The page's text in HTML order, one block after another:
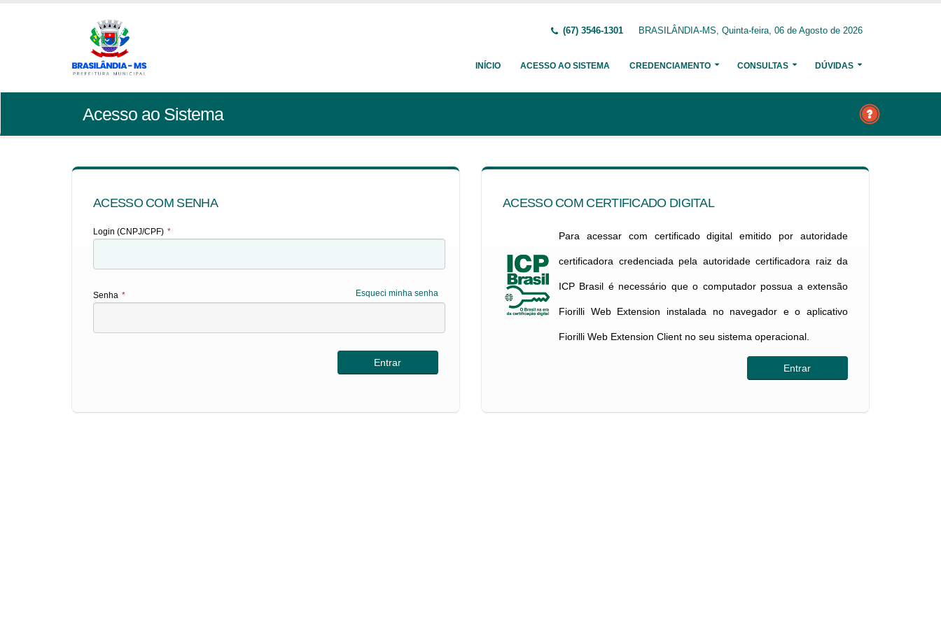
(67) 3546-1301 BRASILÂNDIA-MS, Quinta-feira, 06 de Agosto de 2026
INÍCIO ACESSO AO SISTEMA CREDENCIAMENTO CONSULTAS DÚVIDAS
Acesso ao Sistema
ACESSO COM SENHA
Login (CNPJ/CPF) *
Esqueci minha senha
Senha *
ACESSO COM CERTIFICADO DIGITAL
Para acessar com certificado digital emitido por autoridade
certificadora credenciada pela autoridade certificadora raiz da
ICP Brasil é necessário que o computador possua a extensão
Fiorilli Web Extension instalada no navegador e o aplicativo
Fiorilli Web Extension Client no seu sistema operacional.